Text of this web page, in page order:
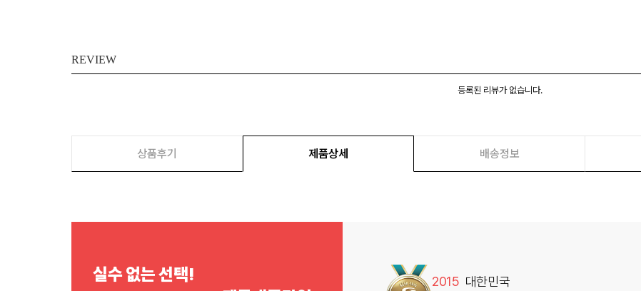
REVIEW
등록된 리뷰가 없습니다.
상품후기 제품상세 배송정보
실수 없는 선택!
2015 대한민국